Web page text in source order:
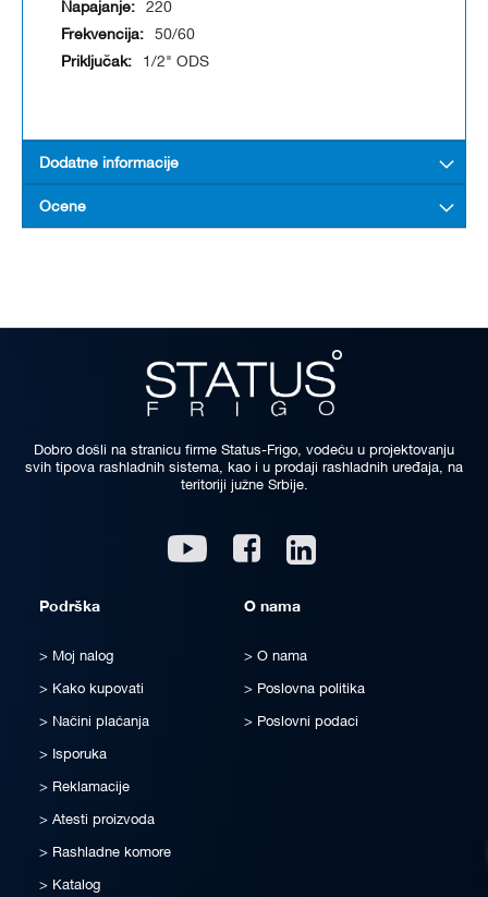
220
50/60
1/2" ODS
Dodatne informacije
Ocene
Dobro došli na stranicu firme Status-Frigo, vodeću u projektovanju
svih tipova rashladnih sistema, kao i u prodaji rashladnih uređaja, na
teritoriji južne Srbije.
Youtube Facebook
Podrška
Moj nalog
Kako kupovati
Načini plaćanja
Isporuka
Reklamacije
Atesti proizvoda
Rashladne komore
Katalog
O nama
O nama
Poslovna politika
Poslovni podaci